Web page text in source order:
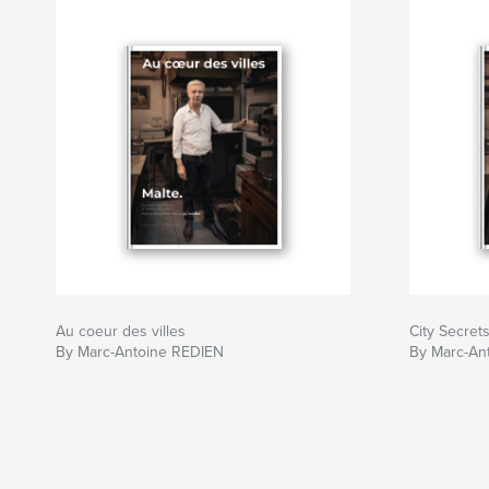
Au coeur des villes
By Marc-Antoine REDIEN
City Secrets
By Marc-